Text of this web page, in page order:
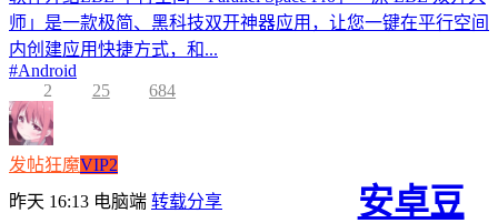
师」是一款极简、黑科技双开神器应用，让您一键在平行空间
内创建应用快捷方式，和...
#Android
2
25 684
发帖狂魔VIP2
昨天 16:13 电脑端 转载分享
安卓豆